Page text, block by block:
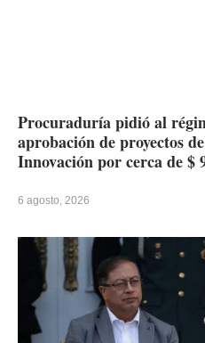
Procuraduría pidió al
aprobación de proyectos
Innovación por cerca de $
6 agosto, 2026